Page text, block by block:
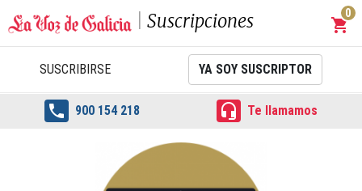
Suscripciones shopping_cart
0
SUSCRIBIRSE YA SOY SUSCRIPTOR
 900 154 218  Te llamamos